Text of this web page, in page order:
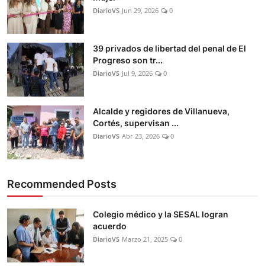
DiarioVS Jun 29, 2026 0
39 privados de libertad del penal de El
Progreso son tr...
DiarioVS Jul 9, 2026 0
Alcalde y regidores de Villanueva,
Cortés, supervisan ...
DiarioVS Abr 23, 2026 0
Recommended Posts
Colegio médico y la SESAL logran
acuerdo
DiarioVS Marzo 21, 2025 0